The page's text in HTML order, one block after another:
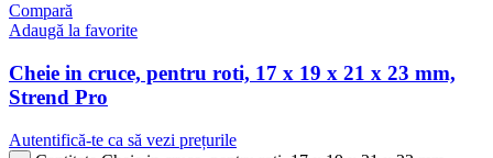
Compară
Adaugă la favorite
Cheie in cruce, pentru roti, 17 x 19 x 21 x 23 mm,
Strend Pro
Autentifică-te ca să vezi prețurile